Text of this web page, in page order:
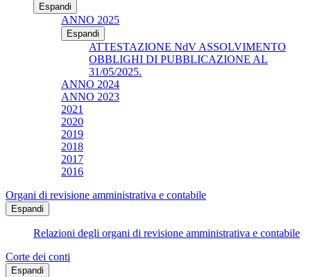
Espandi
ANNO 2025
Espandi
ATTESTAZIONE NdV ASSOLVIMENTO
OBBLIGHI DI PUBBLICAZIONE AL
31/05/2025.
ANNO 2024
ANNO 2023
2021
2020
2019
2018
2017
2016
Organi di revisione amministrativa e contabile
Espandi
Relazioni degli organi di revisione amministrativa e contabile
Corte dei conti
Espandi